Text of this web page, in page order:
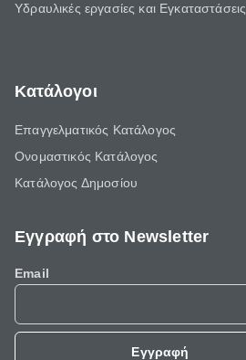
Υδραυλικές εργασίες και Εγκαταστάσεις
Κατάλογοι
Επαγγελματικός Κατάλογος
Ονομαστικός Κατάλογος
Κατάλογος Δημοσίου
Εγγραφή στο Newsletter
Email
Εγγραφή